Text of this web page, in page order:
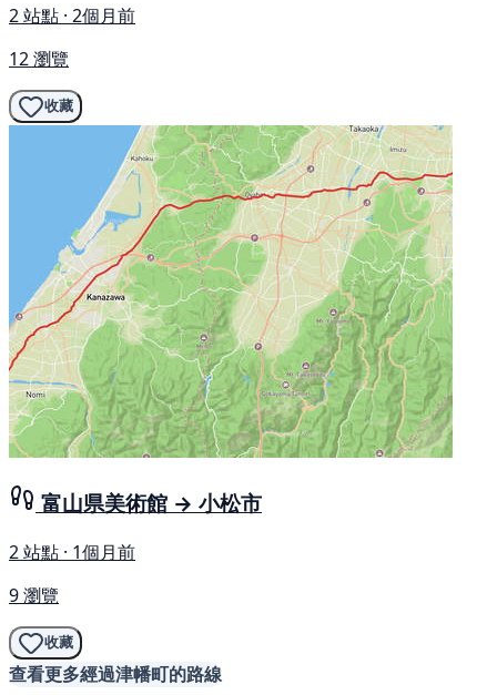
2 站點 · 2個月前
12 瀏覽
收藏
富山県美術館 → 小松市
2 站點 · 1個月前
9 瀏覽
收藏
查看更多經過津幡町的路線